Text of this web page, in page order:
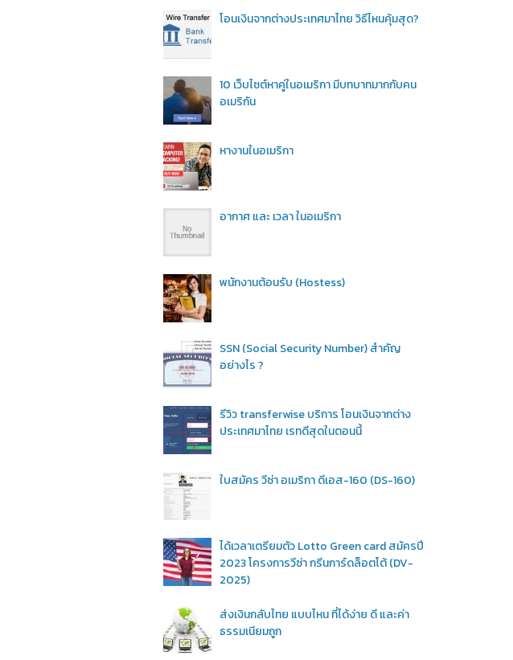
โอนเงินจากต่างประเทศมาไทย วิธีไหนคุ้มสุด?
10 เว็บไซต์หาคู่ในอเมริกา มีบทบาทมากกับคน
อเมริกัน
หางานในอเมริกา
อากาศ และ เวลา ในอเมริกา
พนักงานต้อนรับ (Hostess)
SSN (Social Security Number) สำคัญ
อย่างไร ?
รีวิว transferwise บริการ โอนเงินจากต่าง
ประเทศมาไทย เรทดีสุดในตอนนี้
ใบสมัคร วีซ่า อเมริกา ดีเอส-160 (DS-160)
ได้เวลาเตรียมตัว Lotto Green card สมัครปี
2023 โครงการวีซ่า กรีนการ์ดล็อตโต้ (DV-
2025)
ส่งเงินกลับไทย แบบไหน ที่ได้ง่าย ดี และค่า
ธรรมเนียมถูก